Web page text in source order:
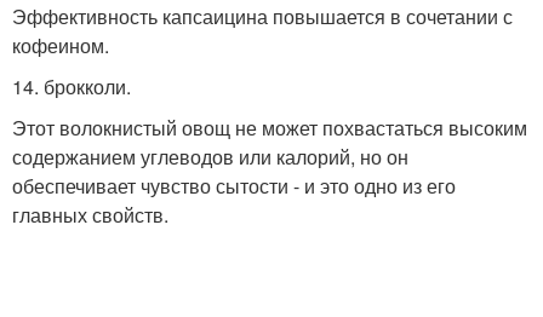
Эффективность капсаицина повышается в сочетании с
кофеином.
14. брокколи.
Этот волокнистый овощ не может похвастаться высоким
содержанием углеводов или калорий, но он
обеспечивает чувство сытости - и это одно из его
главных свойств.